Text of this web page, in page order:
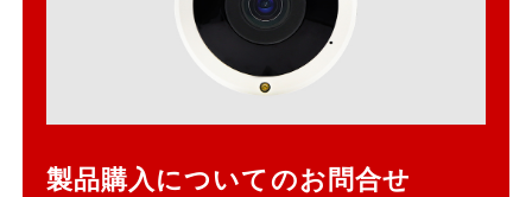
製品購入についてのお問合せ